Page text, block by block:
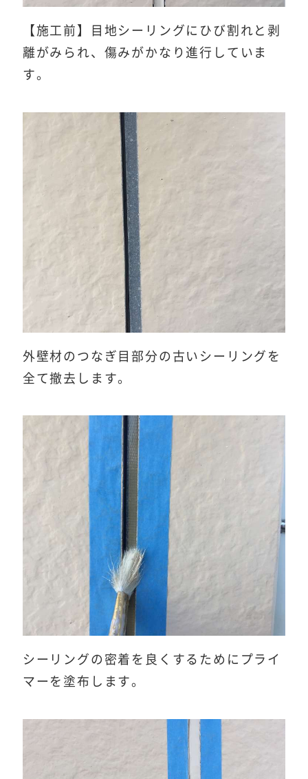
【施工前】目地シーリングにひび割れと剥
離がみられ、傷みがかなり進行していま
す。
外壁材のつなぎ目部分の古いシーリングを
全て撤去します。
シーリングの密着を良くするためにプライ
マーを塗布します。